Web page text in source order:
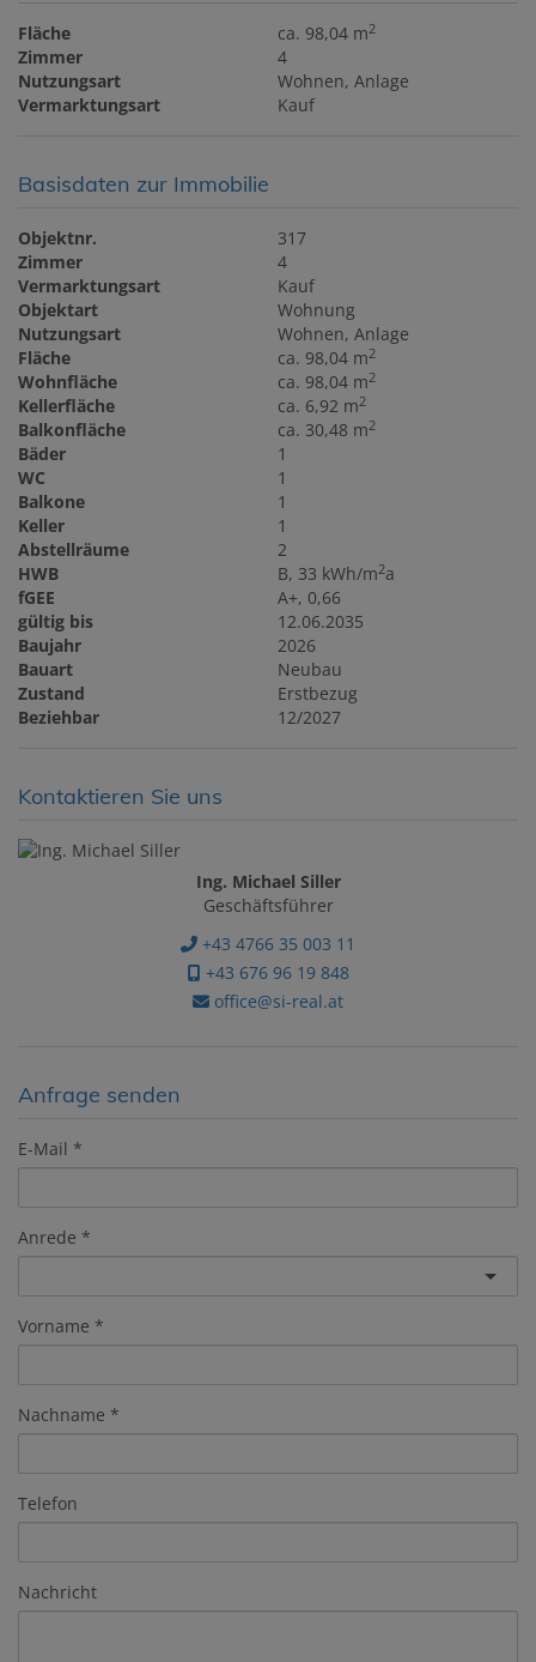
Fläche ca. 98,04 m2
Zimmer
4
Nutzungsart
Wohnen Anlage
Vermarktungsart
Kauf
Basisdaten zur Immobilie
Objektnr.
317
Zimmer
4
Vermarktungsart
Kauf
Objektart
Wohnung
Nutzungsart
Wohnen Anlage
Fläche
ca. 98,04 m2
Wohnfläche ca. 98,04 m2
Kellerfläche ca. 6,92 m2
Balkonfläche ca. 30,48 m2
Bäder
1
WC
1
Balkone
1
Keller
1
Abstellräume
2
HWB
B, 33 kWh/m2a
fGEE
A+, 0,66
gültig bis
12.06.2035
Baujahr
2026
Bauart
Neubau
Zustand
Erstbezug
Beziehbar
12/2027
Kontaktieren Sie uns
Ing. Michael Siller
Geschäftsführer
+43 4766 35 003 11
+43 676 96 19 848
office@si-real.at
Anfrage senden
E-Mail
Anrede
Vorname
Nachname
Telefon
Nachricht